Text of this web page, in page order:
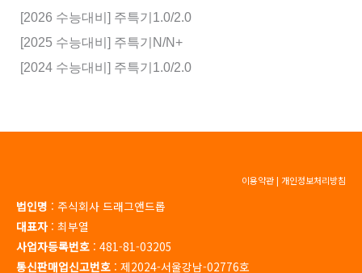
[2026 수능대비] 주특기1.0/2.0
[2025 수능대비] 주특기N/N+
[2024 수능대비] 주특기1.0/2.0
이용약관| 개인정보처리방침
법인명 : 주식회사 드래그앤드롭
대표자: 최부열
사업자등록번호 : 481-81-03205
통신판매업신고번호 : 제2024-서울강남-02776호